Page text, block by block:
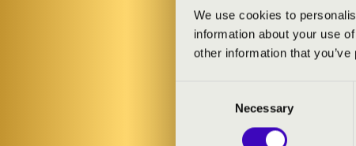
We use cookies to
information about your use
other information that
Necessary
Az orgona és
Filmzenék,
Orgona